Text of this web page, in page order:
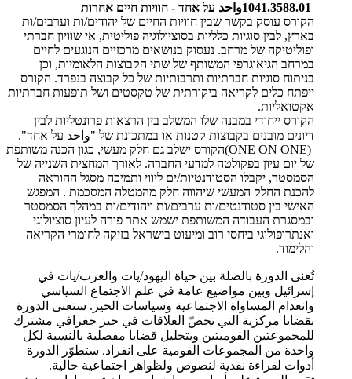
1041.3588.01واحد על אחד - חוויות חיים אחרות
הקורס עוסק בקשר שבין חוויות החיים של יהודים/ות וערבים/ות
בארץ, לבין סוגיות כלליות בסוציולוגיה פוליטית, אי שוויון חברתי
ופוליטיקה של מרחב. נעסוק בנושאים מרכזיים הנוגעים לחיים
במרחב הגיאוגרפי המשותף של שתי הקבוצות הלאומיות, וכן
בניתוח סוגיות חברתיות ותרבותיות של כל קבוצה בנפרד. הקורס
ייפתח כלים לקריאה ביקורתית של טקסטים ושל תופעות חברתיות
אקטואליות.
​הקורס ייחודי במבנה שלו המשלב בין הרצאות פרונטליות לבין
דיונים מובנים בקבוצות קטנות או במתכונת של "واحد על אחד."
(ONE ON ONE)הקורס ישלב גם חלק מעשי, כגון הכנה משותפת
של יום עיון בפקולטה למדעי החברה. לאורך המחצית השנייה של
הסמסטר, יקבלו הסטודנטיות/ים ליווי ותמיכה מסגל ההוראה
להכנת החלק המעשי שיהווה חלק מהמטלה המסכמת . המפגש
האישי בין סטודנטים/ות ערבים/ות ויהודים/ות במהלך הסמסטר
ובמסגרת העבודה המשותפת ישמש אתר פורה לעיון סוציולוגי
ואנתרופולוגי ביחסי רוב ומיעוט בישראל בזיקה לחומרי הקריאה
והלימוד.
تُعنى الدورة بالصلة بين حياة اليهود/يات والعرب/يات في
إسرائيل وبين مواضيع عامة في علم الاجتماع السياسي
وانعدام المساواة الاجتماعية وسياسات الحيز. ستعنى الدورة
بقضايا مركزية التي تخصّ العلاقات في حيز جغرافي مشترك
للمجموعتين القوميتين وبتحليل قضايا مفصلية بالنسبة لكل
واحدة من المجموعات القومية على انفراد. ستطوّر الدورة
أدوات لقراءة نقدية لنصوص ولظواهر اجتماعية حالية.